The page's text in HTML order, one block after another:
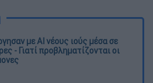
με AI νέους ιούς μέσα σε
- Γιατί προβληματίζονται οι